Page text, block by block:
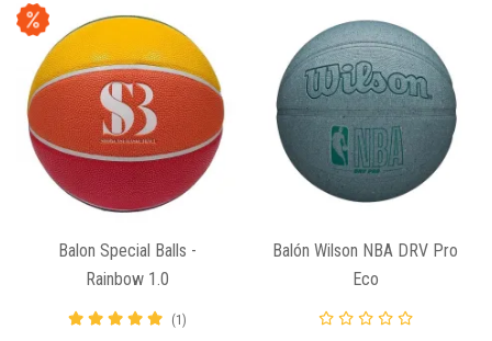
Balon Special Balls -
Rainbow 1.0
(1)
Balón Wilson NBA DRV Pro
Eco